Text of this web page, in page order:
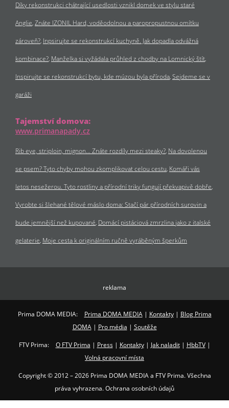
Díky rekonstrukci chátrající usedlosti vznikl domek ve stylu staré
Anglie Znáte IZONIL Hard, voděodolnou a paropropustnou omítku
zároveň? Inpsirujte se rekonstrukcí kuchyně. Jak dopadla odvážná
kombinace? Manželka si vyžádala průhled z chodby na Lomnický štít
Inspirujte se rekonstrukcí bytu, kde múzou byla příroda Sejdeme se v
garáži
Tajemství domova:
www.primanapady.cz
Rib eye, striploin, mignon… Znáte rozdíly mezi steaky? Na dovolenou
se psem? Tyto chyby mohou zkomplikovat celou cestu Komáři vás
letos nesežerou. Tyto rostliny a přírodní triky fungují překvapivě dobře
Vyrobte si šlehané tělové máslo doma: Stačí pár přírodních surovin a
bude jemnější než kupované Domácí pistáciová zmrzlina jako z italské
gelaterie Moje cesta k originálním ručně vyráběným šperkům
reklama
Prima DOMA MEDIA: Prima DOMA MEDIA| Kontakty| Blog Prima
DOMA| Pro média | Soutěže
FTV Prima: O FTV Prima | Press| Kontakty| Jak naladit| HbbTV|
Volná pracovní místa
Copyright © 2012 – 2026 Prima DOMA MEDIA a FTV Prima. Všechna
práva vyhrazena. Ochrana osobních údajů